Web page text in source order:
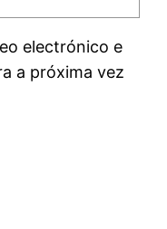
electrónico e
a próxima vez